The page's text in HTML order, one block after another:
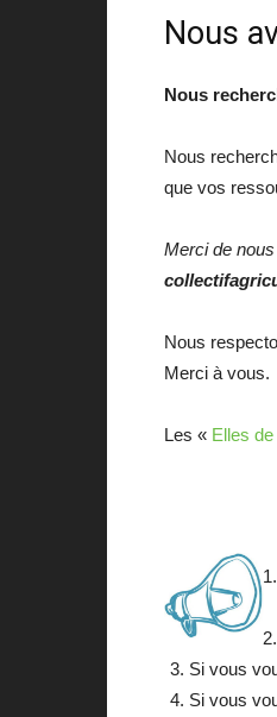
Nous
Nous
Nous
que vos
Merci de
Nous
Merci à vous.
Les « Elles de
Si vous
Si vous